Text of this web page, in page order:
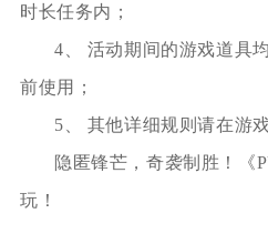
时长任务内；
4、 活动期间的游戏道具
前使用；
5、 其他详细规则请在游
隐匿锋芒，奇袭制胜！《
玩！